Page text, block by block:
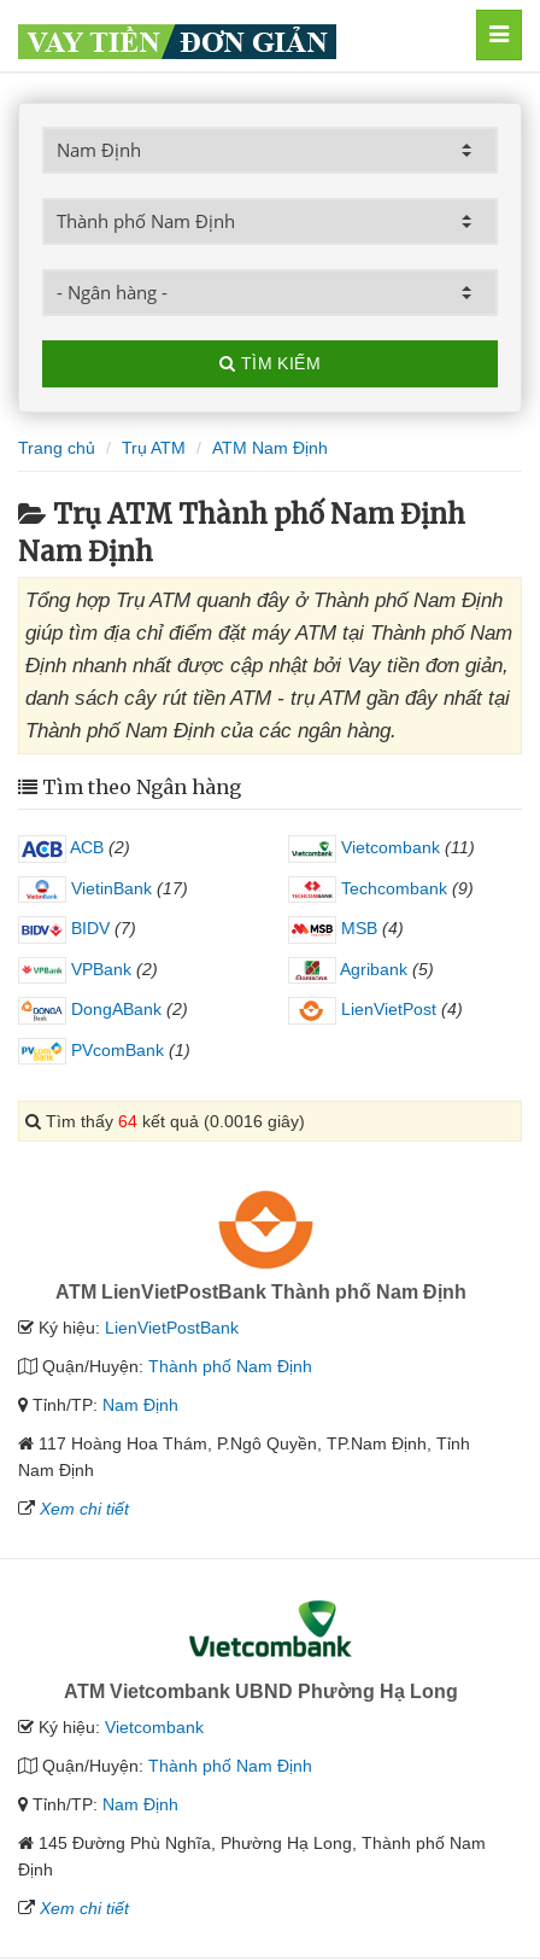
TÌM KIẾM
Trang chủ Trụ ATM ATM Nam Định
Trụ ATM Thành phố Nam Định
Nam Định
Tổng hợp Trụ ATM quanh đây ở Thành phố Nam Định
giúp tìm địa chỉ điểm đặt máy ATM tại Thành phố Nam
Định nhanh nhất được cập nhật bởi Vay tiền đơn giản,
danh sách cây rút tiền ATM - trụ ATM gần đây nhất tại
Thành phố Nam Định của các ngân hàng.
Tìm theo Ngân hàng
ACB (2) Vietcombank (11)
VietinBank (17) Techcombank (9)
BIDV (7) MSB (4)
VPBank (2) Agribank (5)
DongABank (2) LienVietPost (4)
PVcomBank (1)
Tìm thấy 64 kết quả (0.0016 giây)
ATM LienVietPostBank Thành phố Nam Định
Ký hiệu: LienVietPostBank
Quận/Huyện: Thành phố Nam Định
Tỉnh/TP: Nam Định
117 Hoàng Hoa Thám, P.Ngô Quyền, TP.Nam Định, Tỉnh
Nam Định
Xem chi tiết
ATM Vietcombank UBND Phường Hạ Long
Ký hiệu: Vietcombank
Quận/Huyện: Thành phố Nam Định
Tỉnh/TP: Nam Định
145 Đường Phù Nghĩa, Phường Hạ Long, Thành phố Nam
Định
Xem chi tiết